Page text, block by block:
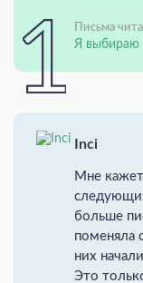
Письма
Я выбираю
Inci
Мне
больше
поменяла
них
Это